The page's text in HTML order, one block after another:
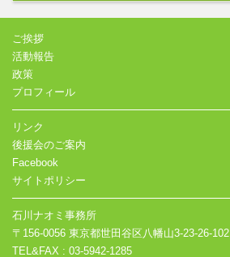
ご挨拶
活動報告
政策
プロフィール
リンク
後援会のご案内
Facebook
サイトポリシー
石川ナオミ事務所
〒156-0056 東京都世田谷区八幡山3-23-26-102
TEL&FAX : 03-5942-1285